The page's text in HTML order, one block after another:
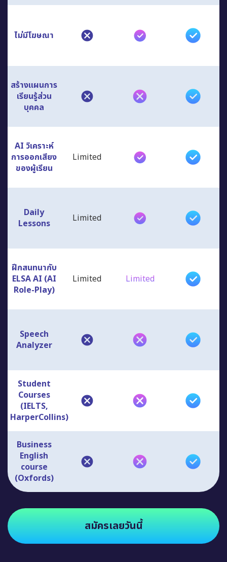
ไม่มีโฆษณา
สร้างแผนการ
เรียนรู้ส่วน
บุคคล
AI วิเคราะห์
การออกเสียง
ของผู้เรียน
Limited
Daily
Lessons
Limited
ฝึกสนทนากับ
ELSA AI (AI
Role-Play)
Limited Limited
Speech
Analyzer
Student
Courses
(IELTS,
HarperCollins)
Business
English
course
(Oxfords)
สมัครเลยวันนี้